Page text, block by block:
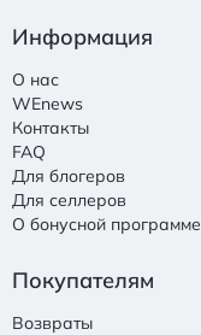
Информация
О нас
WEnews
Контакты
FAQ
Для блогеров
Для селлеров
О бонусной программе
Покупателям
Возвраты